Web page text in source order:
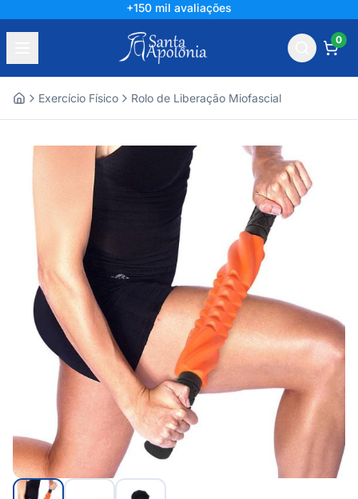
+150 mil avaliações
0
Exercício Físico Rolo de Liberação Miofascial